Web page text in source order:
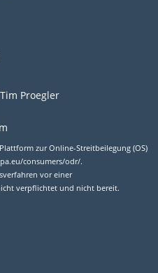
Proegler
zur Online-Streitbeilegung (OS)
consumers/odr/.
vor einer
verpflichtet und nicht bereit.